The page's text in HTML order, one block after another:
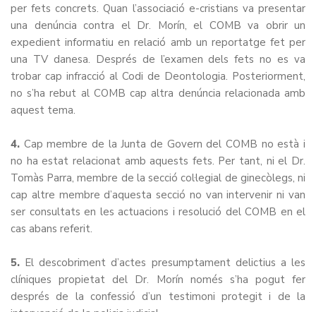
per fets concrets. Quan l’associació e-cristians va presentar
una denúncia contra el Dr. Morín, el COMB va obrir un
expedient informatiu en relació amb un reportatge fet per
una TV danesa. Després de l’examen dels fets no es va
trobar cap infracció al Codi de Deontologia. Posteriorment,
no s’ha rebut al COMB cap altra denúncia relacionada amb
aquest tema.
4. Cap membre de la Junta de Govern del COMB no està i
no ha estat relacionat amb aquests fets. Per tant, ni el Dr.
Tomàs Parra, membre de la secció col·legial de ginecòlegs, ni
cap altre membre d’aquesta secció no van intervenir ni van
ser consultats en les actuacions i resolució del COMB en el
cas abans referit.
5. El descobriment d’actes presumptament delictius a les
clíniques propietat del Dr. Morín només s’ha pogut fer
després de la confessió d’un testimoni protegit i de la